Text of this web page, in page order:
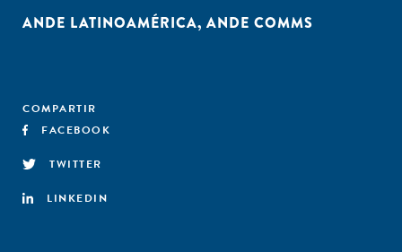
ANDE LATINOAMÉRICA, ANDE COMMS
COMPARTIR
FACEBOOK
TWITTER
LINKEDIN